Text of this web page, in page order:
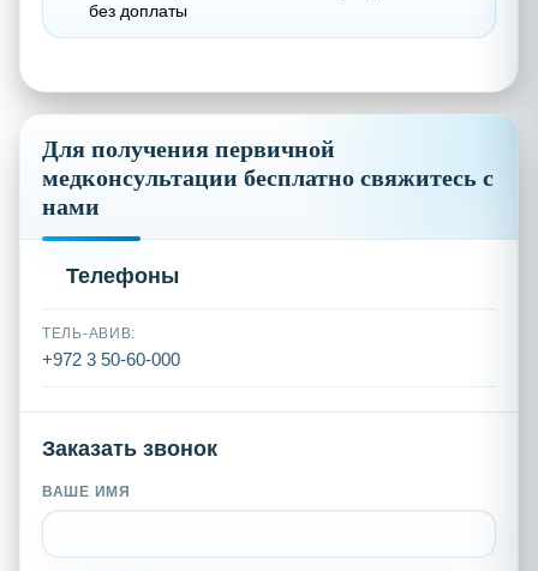
без доплаты
Для получения первичной
медконсультации бесплатно свяжитесь с
нами
Телефоны
ТЕЛЬ-АВИВ:
+972 3 50-60-000
Заказать звонок
ВАШЕ ИМЯ